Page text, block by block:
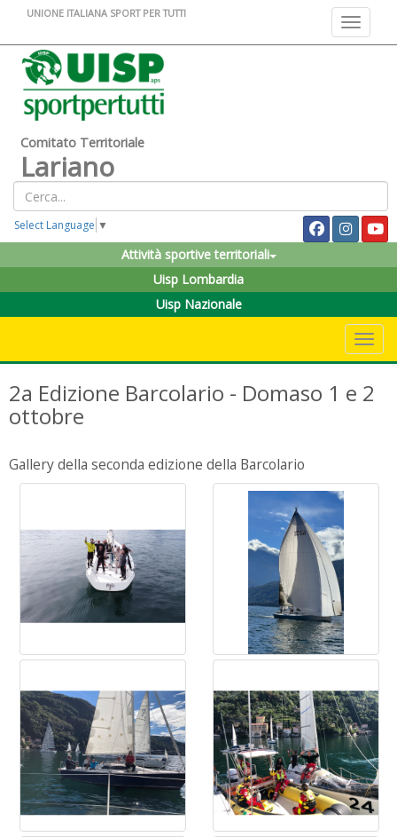
Toggle
UNIONE ITALIANA SPORT PER TUTTI
Comitato Territoriale
Lariano
Select Language ▼
Attività sportive territoriali
Uisp Lombardia
Uisp Nazionale
2a Edizione Barcolario - Domaso 1 e 2
ottobre
Gallery della seconda edizione della Barcolario